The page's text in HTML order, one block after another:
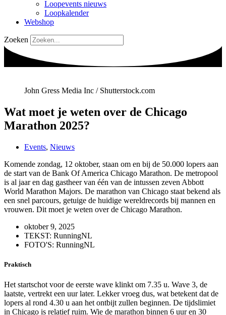
Loopevents nieuws
Loopkalender
Webshop
Zoeken
John Gress Media Inc / Shutterstock.com
Wat moet je weten over de Chicago
Marathon 2025?
Events, Nieuws
Komende zondag, 12 oktober, staan om en bij de 50.000 lopers aan
de start van de Bank Of America Chicago Marathon. De metropool
is al jaar en dag gastheer van één van de intussen zeven Abbott
World Marathon Majors. De marathon van Chicago staat bekend als
een snel parcours, getuige de huidige wereldrecords bij mannen en
vrouwen. Dit moet je weten over de Chicago Marathon.
oktober 9, 2025
TEKST: RunningNL
FOTO'S: RunningNL
Praktisch
Het startschot voor de eerste wave klinkt om 7.35 u. Wave 3, de
laatste, vertrekt een uur later. Lekker vroeg dus, wat betekent dat de
lopers al rond 4.30 u aan het ontbijt zullen beginnen. De tijdslimiet
in Chicago is relatief ruim. Wie de marathon binnen 6 uur en 30